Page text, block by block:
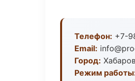
Телефон: +7-
Email:
Город:
Режим